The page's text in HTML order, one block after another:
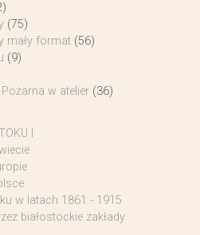
(75)
mały format (56)
(9)
w atelier (36)
I
w latach 1861 - 1915
białostockie zakłady